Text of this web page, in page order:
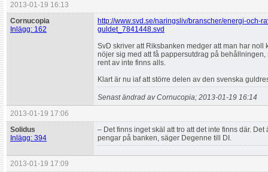
2013-01-19 16:13
Cornucopia
Inlägg: 162
http://www.svd.se/naringsliv/branscher/energi-och-
guldet_7841448.svd
SvD skriver att Riksbanken medger att man har
nöjer sig med att få pappersutdrag på
rent av inte finns alls.
Klart är nu iaf att större delen av den svenska
Senast ändrad av Cornucopia; 2013-01-19 16:14
2013-01-19 17:06
Solidus
Inlägg: 394
– Det finns inget skäl att tro att det inte finns där.
pengar på banken, säger Degenne till DI.
2013-01-19 17:09